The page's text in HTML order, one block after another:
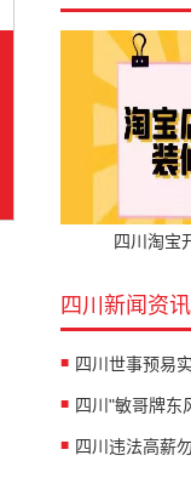
四川淘宝
四川新闻资讯